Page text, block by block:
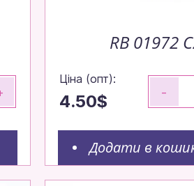
RB 01972
Ціна (опт):
4.50$ -
Додати в
до вас
в тренді без пауз.